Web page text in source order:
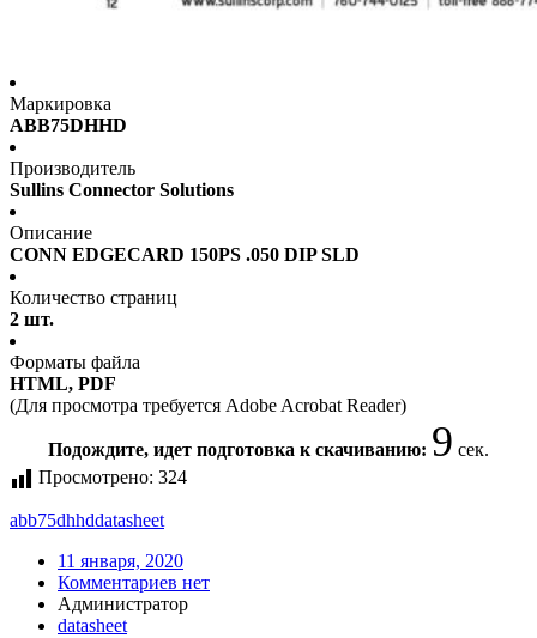
Маркировка
ABB75DHHD
Производитель
Sullins Connector Solutions
Описание
CONN EDGECARD 150PS .050 DIP SLD
Количество страниц
2 шт.
Форматы файла
HTML, PDF
(Для просмотра требуется Adobe Acrobat Reader)
Подождите, идет подготовка к скачиванию: 9 сек.
Просмотрено: 324
abb75dhhddatasheet
11 января, 2020
Комментариев нет
Администратор
datasheet